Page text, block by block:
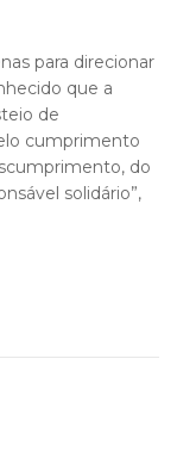
para direcionar
que a
de
cumprimento
do
solidário”,